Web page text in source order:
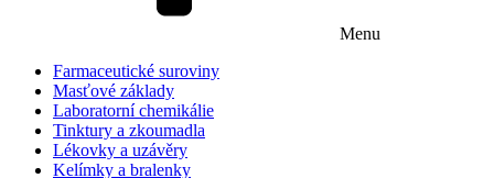
Menu
Farmaceutické suroviny
Masťové základy
Laboratorní chemikálie
Tinktury a zkoumadla
Lékovky a uzávěry
Kelímky a bralenky